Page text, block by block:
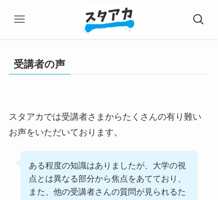
受講者の声
スタアカでは受講者さまからたくさんの有り難い
お声をいただいております。
ある程度の知識はありましたが、大学の視
点とは異なる部分から焦点をあてており、
また、他の受講者さんの質問が見られるた